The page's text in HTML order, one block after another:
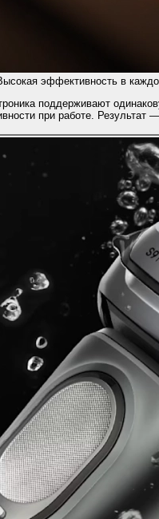
эффективность в
поддерживают
при работе.